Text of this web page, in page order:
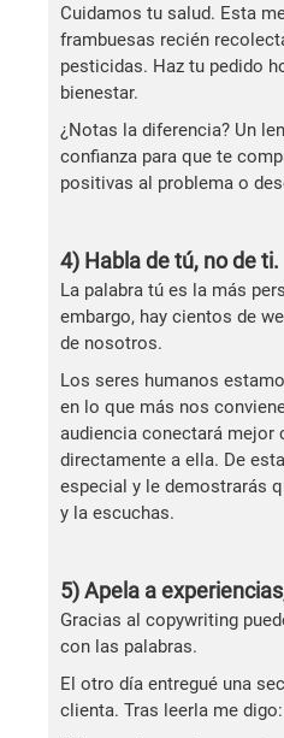
Cuidamos tu salud. Esta
frambuesas recién
pesticidas. Haz tu pedido
bienestar.
¿Notas la diferencia? Un
confianza para que te
positivas al problema o
4) Habla de tú, no de ti.
La palabra tú es la más
embargo, hay cientos de
de nosotros.
Los seres humanos
en lo que más nos
audiencia conectará mejor
directamente a ella. De
especial y le demostrarás
y la escuchas.
5) Apela a
Gracias al copywriting
con las palabras.
El otro día entregué una
clienta. Tras leerla me digo: